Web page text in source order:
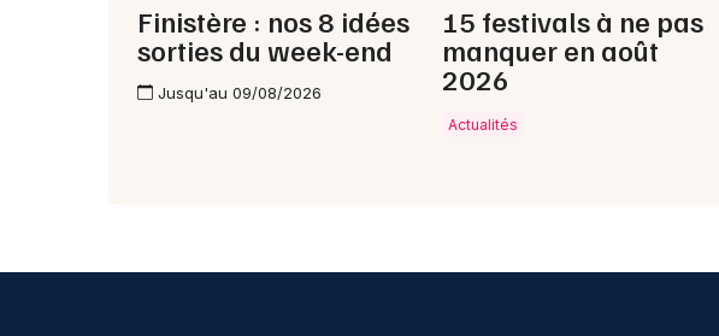
Finistère : nos 8 idées
sorties du week-end
Jusqu'au 09/08/2026
15 festivals à ne pas
manquer en août
2026
Actualités